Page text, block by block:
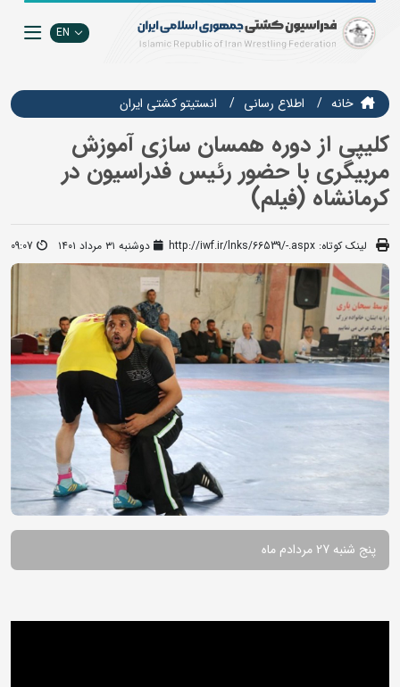
EN
خانه اطلاع رسانی انستيتو كشتي ايران
کلیپی از دوره همسان سازی آموزش
مربیگری با حضور رئیس فدراسیون در
کرمانشاه (فیلم)
لینک کوتاه: http://iwf.ir/lnks/66539/-.aspx دوشنبه ۳۱ مرداد ۱۴۰۱ 09:07
پنج شنبه 27 مردادم ماه